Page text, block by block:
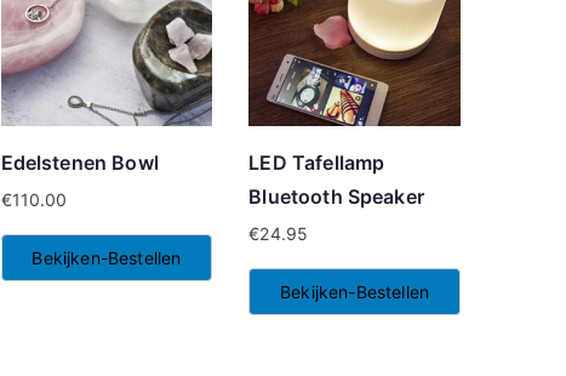
Edelstenen Bowl
€110.00
Bekijken-Bestellen
LED Tafellamp
Bluetooth Speaker
€24.95
Bekijken-Bestellen